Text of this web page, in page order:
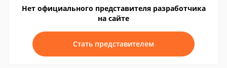
Нет официального представителя разработчика
на сайте
Стать представителем